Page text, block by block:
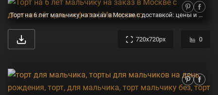
Торт на 6 лет мальчику на заказ в Москве с доставкой: цены и фото | Магиссимо
720x720px 0